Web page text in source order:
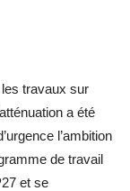
travaux sur
a été
l’ambition
de travail
et se